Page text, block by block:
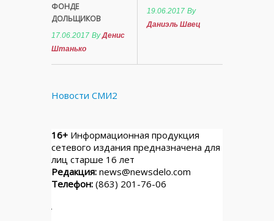
ФОНДЕ
ДОЛЬЩИКОВ
17.06.2017 ByДенис
Штанько
19.06.2017 By
Даниэль Швец
Новости СМИ2
16+ Информационная продукция
сетевого издания предназначена для
лиц старше 16 лет
Редакция: news@newsdelo.com
Телефон: (863) 201-76-06